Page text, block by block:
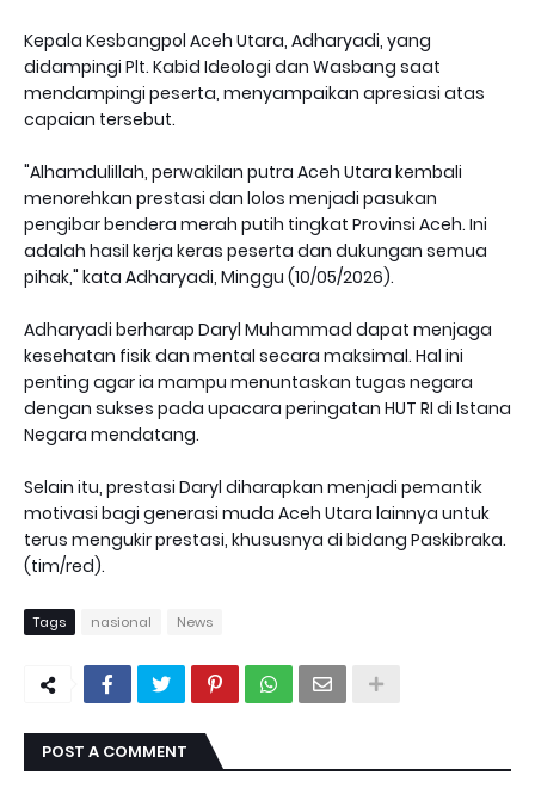
Kepala Kesbangpol Aceh Utara, Adharyadi, yang
didampingi Plt. Kabid Ideologi dan Wasbang saat
mendampingi peserta, menyampaikan apresiasi atas
capaian tersebut.
"Alhamdulillah, perwakilan putra Aceh Utara kembali
menorehkan prestasi dan lolos menjadi pasukan
pengibar bendera merah putih tingkat Provinsi Aceh. Ini
adalah hasil kerja keras peserta dan dukungan semua
pihak," kata Adharyadi, Minggu (10/05/2026).
Adharyadi berharap Daryl Muhammad dapat menjaga
kesehatan fisik dan mental secara maksimal. Hal ini
penting agar ia mampu menuntaskan tugas negara
dengan sukses pada upacara peringatan HUT RI di Istana
Negara mendatang.
Selain itu, prestasi Daryl diharapkan menjadi pemantik
motivasi bagi generasi muda Aceh Utara lainnya untuk
terus mengukir prestasi, khususnya di bidang Paskibraka.
(tim/red).
Tags nasional News
POST A COMMENT